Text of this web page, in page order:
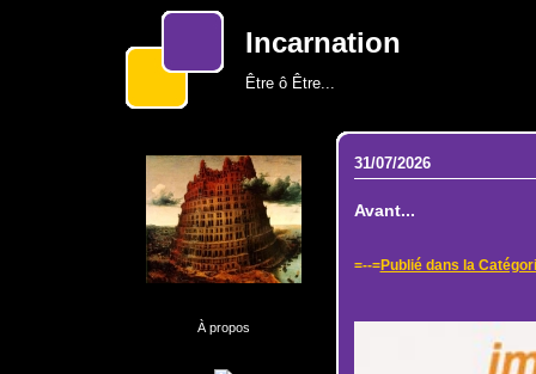
Incarnation
Être ô Être...
À propos
31/07/2026
Avant...
=--=Publié dans la